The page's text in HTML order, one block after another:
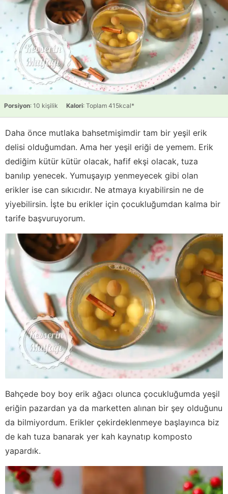
Porsiyon: 10 kişilik Kalori: Toplam 415kcal*
Daha önce mutlaka bahsetmişimdir tam bir yeşil erik
delisi olduğumdan. Ama her yeşil eriği de yemem. Erik
dediğim kütür kütür olacak, hafif ekşi olacak, tuza
banılıp yenecek. Yumuşayıp yenmeyecek gibi olan
erikler ise can sıkıcıdır. Ne atmaya kıyabilirsin ne de
yiyebilirsin. İşte bu erikler için çocukluğumdan kalma bir
tarife başvuruyorum.
Bahçede boy boy erik ağacı olunca çocukluğumda yeşil
eriğin pazardan ya da marketten alınan bir şey olduğunu
da bilmiyordum. Erikler çekirdeklenmeye başlayınca biz
de kah tuza banarak yer kah kaynatıp komposto
yapardık.